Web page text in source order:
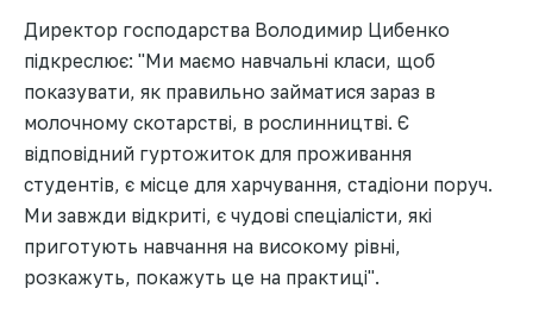
Директор господарства Володимир Цибенко
підкреслює: "Ми маємо навчальні класи, щоб
показувати, як правильно займатися зараз в
молочному скотарстві, в рослинництві. Є
відповідний гуртожиток для проживання
студентів, є місце для харчування, стадіони поруч.
Ми завжди відкриті, є чудові спеціалісти, які
приготують навчання на високому рівні,
розкажуть, покажуть це на практиці".